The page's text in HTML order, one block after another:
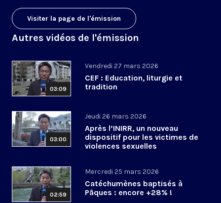
Visiter la page de l'émission
Autres vidéos de l'émission
03:09
Vendredi 27 mars 2026
CEF : Education, liturgie et
tradition
03:00
Jeudi 26 mars 2026
Après l’INIRR, un nouveau
dispositif pour les victimes de
violences sexuelles
02:59
Mercredi 25 mars 2026
Catéchumènes baptisés à
Pâques : encore +28% !